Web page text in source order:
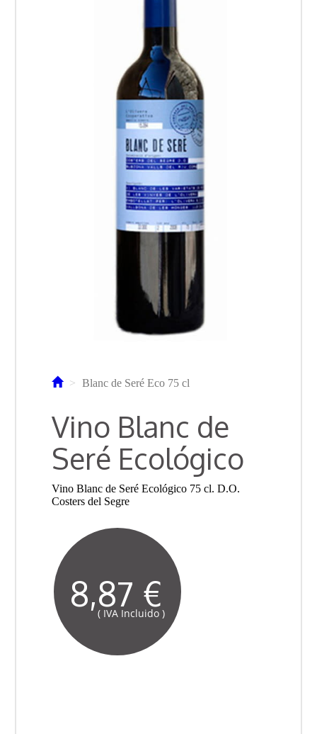
Blanc de Seré Eco 75 cl
Vino Blanc de
Seré Ecológico
Vino Blanc de Seré Ecológico 75 cl. D.O.
Costers del Segre
8,87 €
( IVA Incluido )